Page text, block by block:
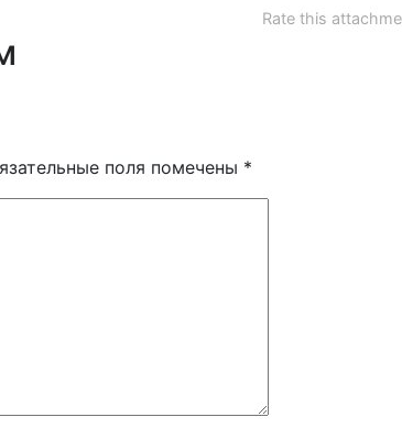
Rate this
поля помечены *